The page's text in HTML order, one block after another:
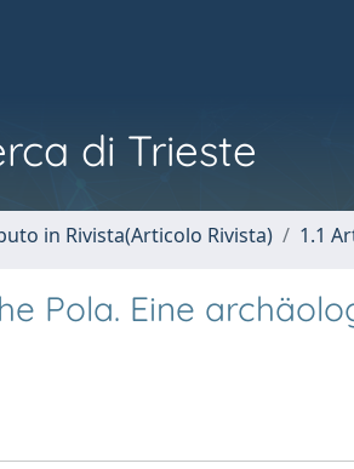
di Trieste
in Rivista(Articolo Rivista) 1.1
Pola. Eine